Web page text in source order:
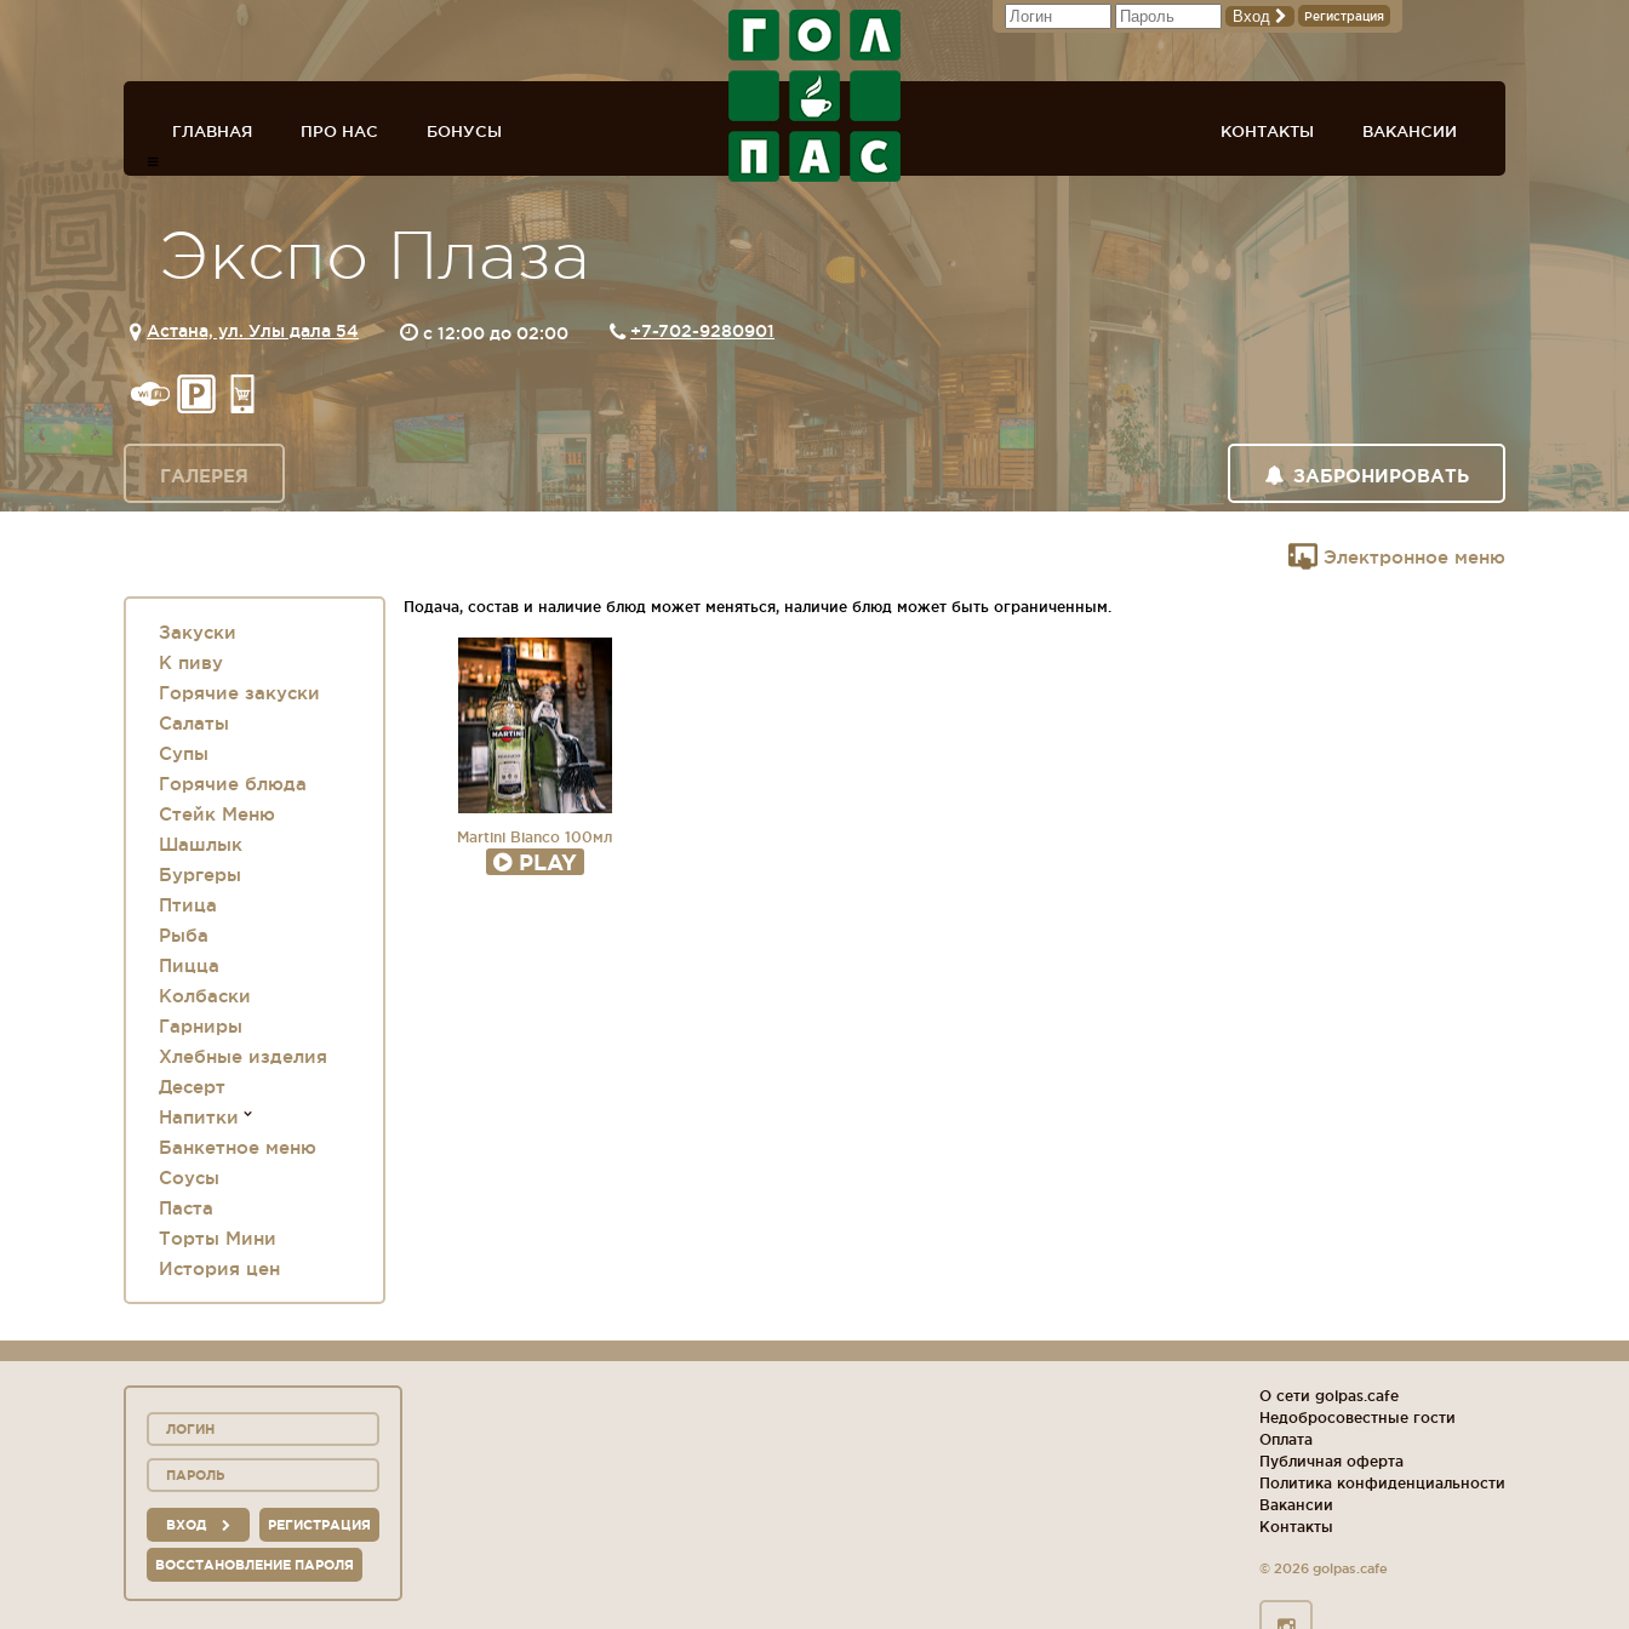
Вход Регистрация
ГЛАВНАЯ ПРО НАС БОНУСЫ ВАКАНСИИ
КОНТАКТЫ
Экспо Плаза
Астана, ул. Улы дала 54 c 12:00 до 02:00 +7-702-9280901
ГАЛЕРЕЯ ЗАБРОНИРОВАТЬ
Электронное меню
Закуски
К пиву
Горячие закуски
Салаты
Супы
Горячие блюда
Стейк Меню
Шашлык
Бургеры
Птица
Рыба
Пицца
Колбаски
Гарниры
Хлебные изделия
Десерт
Напитки
Банкетное меню
Соусы
Паста
Торты Мини
История цен
Подача, состав и наличие блюд может меняться, наличие блюд может быть ограниченным.
Martini Bianco 100мл
PLAY
ВХОД РЕГИСТРАЦИЯ
ВОССТАНОВЛЕНИЕ ПАРОЛЯ
О сети golpas.cafe
Недобросовестные гости
Оплата
Публичная оферта
Политика конфиденциальности
Вакансии
Контакты
© 2026 golpas.cafe